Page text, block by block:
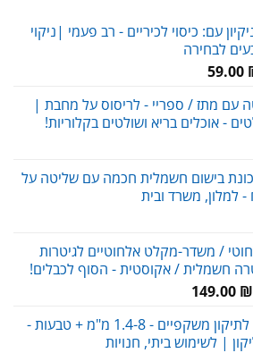
עם: כיסוי לכיריים - רב פעמי |ניקוי
59.00המחיר
הוא:
59.00 ₪.
עם מתז / ספריי - לריסוס על מחבת |
- אוכלים בריא ושולטים בקלוריות!
בישום חשמלית חכמה עם שליטה על
למלון, משרד ובית
/ משדר-מקלט אלחוטיים לגיטרות
חשמלית / אקוסטית - הסוף לכבלים!
המחיר
180.00
149.00 ₪
המחיר
הוא:
149.00 ₪.
ערכת ברגים לתיקון משקפיים - 1.4-8 מ"מ + טבעות -
| לשימוש ביתי, חנויות